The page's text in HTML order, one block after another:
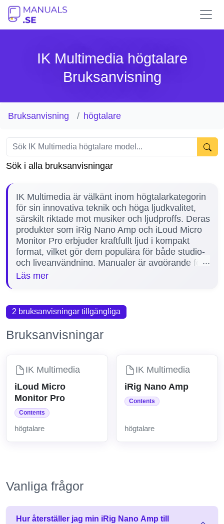
IK Multimedia högtalare
Bruksanvisning
Bruksanvisning högtalare
Sök i alla bruksanvisningar
IK Multimedia är välkänt inom högtalarkategorin
för sin innovativa teknik och höga ljudkvalitet,
särskilt riktade mot musiker och ljudproffs. Deras
produkter som iRig Nano Amp och iLoud Micro
Monitor Pro erbjuder kraftfullt ljud i kompakt
format, vilket gör dem populära för både studio-
och liveanvändning. Manualer är avgörande för
att säkerställa korrekt installation, optimerad
användare undvika vanliga problem och
maximera prestandan. Här på vår sida finns två
detaljerade manualer tillgängliga för
nedladdning, som hjälper dig att snabbt komma
Läs mer
2 bruksanvisningar tillgängliga
Bruksanvisningar
IK Multimedia
iLoud Micro
Monitor Pro
Contents
högtalare
IK Multimedia
iRig Nano Amp
Contents
högtalare
Vanliga frågor
Hur återställer jag min iRig Nano Amp till